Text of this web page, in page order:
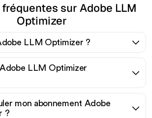
sur Adobe LLM
Optimizer
LLM Optimizer ?
LLM Optimizer
mon abonnement Adobe
?